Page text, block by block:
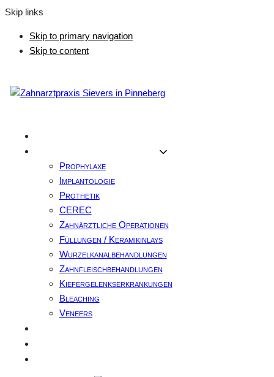
Skip links
Skip to primary navigation
Skip to content
Prophylaxe
Implantologie
Prothetik
CEREC
Zahnärztliche Operationen
Füllungen / Keramikinlays
Wurzelkanalbehandlungen
Zahnfleischbehandlungen
Kiefergelenkserkrankungen
Bleaching
Veneers